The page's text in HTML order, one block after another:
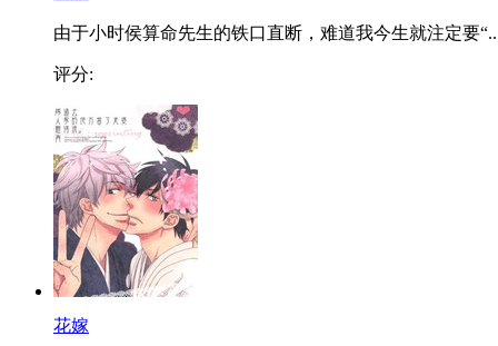
由于小时侯算命先生的铁口直断，难道我今生就注定要
评分:
花嫁